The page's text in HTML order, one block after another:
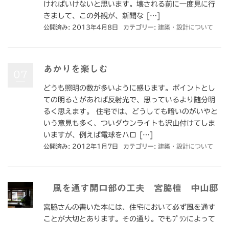
ければいけないと思います。壊される前に一度見に行
きまして、この外観が、新聞な […]
公開済み: 2013年4月8日 カテゴリー: 建築・設計について
あかりを楽しむ
どうも照明の数が多いように感じます。ポイントとし
ての明るさがあれば反射光で、思っているより随分明
るく思えます。 住宅では、どうしても暗いのがいやと
いう意見も多く、ついダウンライトも沢山付けてしま
いますが、例えば電球をハロ […]
公開済み: 2012年1月7日 カテゴリー: 建築・設計について
風を通す開口部の工夫 宮脇檀 中山邸
宮脇さんの書いた本には、住宅において必ず風を通す
ことが大切とあります。その通り。でもﾌﾟﾗﾝによって